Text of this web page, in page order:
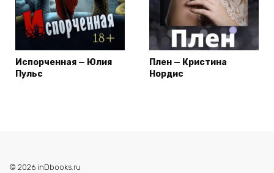
Испорченная — Юлия
Пульс
Плен — Кристина
Нордис
© 2026 inDbooks.ru